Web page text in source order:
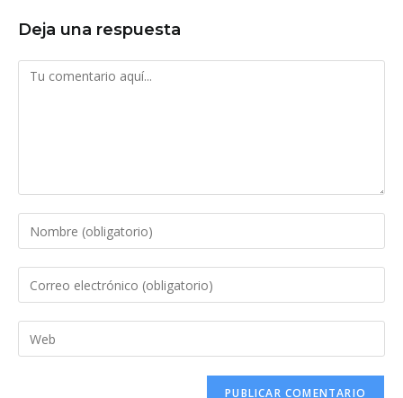
Deja una respuesta
Comentario
Introduce
tu
nombre
de
usuario
Introduce
tu
dirección
de
Introduce
la